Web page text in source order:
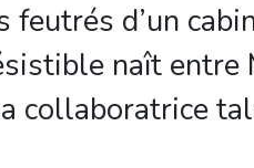
d’un
naît entre
collaboratrice